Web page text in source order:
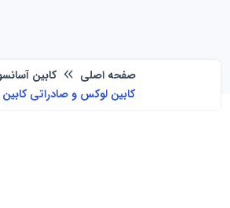
صفحه اصلی
کابین
کابین لوکس و صادراتی